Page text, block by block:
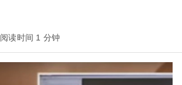
阅读时间 1 分钟